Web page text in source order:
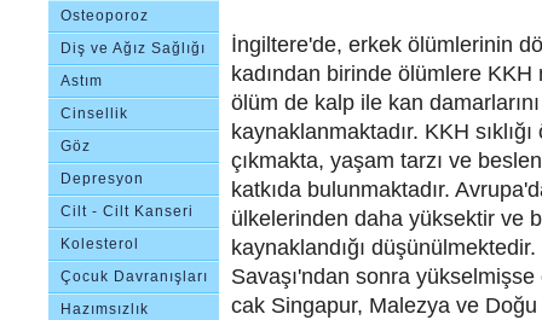
Osteoporoz
Diş ve Ağız Sağlığı
Astım
Cinsellik
Göz
Depresyon
Cilt - Cilt Kanseri
Kolesterol
Çocuk Davranışları
Hazımsızlık
İngiltere'de, erkek ölümlerinin
kadından birinde ölümlere KKH
ölüm de kalp ile kan
kaynaklanmaktadır. KKH
çıkmakta, yaşam tarzı ve
katkıda bulunmaktadır.
ülkelerinden daha yüksektir ve
kaynaklandığı
Savaşı'ndan sonra
cak Singapur, Malezya ve